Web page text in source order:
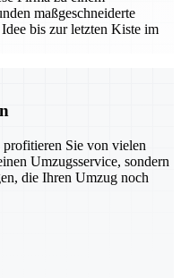
maßgeschneiderte
bis zur letzten Kiste im
Sie von vielen
Umzugsservice, sondern
die Ihren Umzug noch